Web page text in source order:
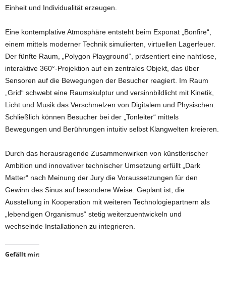
Einheit und Individualität erzeugen.
Eine kontemplative Atmosphäre entsteht beim Exponat „Bonfire“,
einem mittels moderner Technik simulierten, virtuellen Lagerfeuer.
Der fünfte Raum, „Polygon Playground“, präsentiert eine nahtlose,
interaktive 360°-Projektion auf ein zentrales Objekt, das über
Sensoren auf die Bewegungen der Besucher reagiert. Im Raum
„Grid“ schwebt eine Raumskulptur und versinnbildlicht mit Kinetik,
Licht und Musik das Verschmelzen von Digitalem und Physischen.
Schließlich können Besucher bei der „Tonleiter“ mittels
Bewegungen und Berührungen intuitiv selbst Klangwelten kreieren.
Durch das herausragende Zusammenwirken von künstlerischer
Ambition und innovativer technischer Umsetzung erfüllt „Dark
Matter“ nach Meinung der Jury die Voraussetzungen für den
Gewinn des Sinus auf besondere Weise. Geplant ist, die
Ausstellung in Kooperation mit weiteren Technologiepartnern als
„lebendigen Organismus“ stetig weiterzuentwickeln und
wechselnde Installationen zu integrieren.
Gefällt mir: